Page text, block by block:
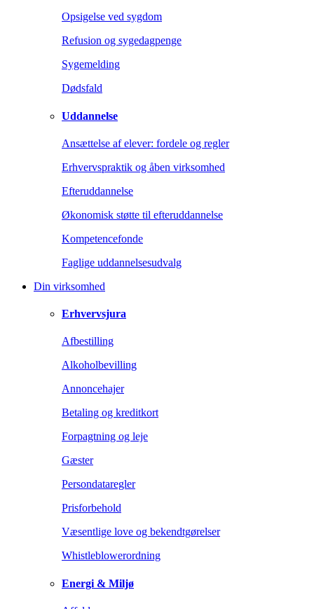
Opsigelse ved sygdom
Refusion og sygedagpenge
Sygemelding
Dødsfald
Uddannelse
Ansættelse af elever: fordele og regler
Erhvervspraktik og åben virksomhed
Efteruddannelse
Økonomisk støtte til efteruddannelse
Kompetencefonde
Faglige uddannelsesudvalg
Din virksomhed
Erhvervsjura
Afbestilling
Alkoholbevilling
Annoncehajer
Betaling og kreditkort
Forpagtning og leje
Gæster
Persondataregler
Prisforbehold
Væsentlige love og bekendtgørelser
Whistleblowerordning
Energi & Miljø